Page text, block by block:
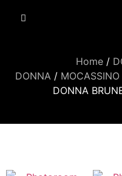
Home/
DONNA / MOCASSINO
DONNA